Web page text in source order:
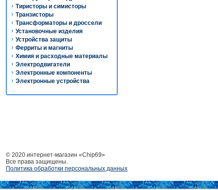
Тиристоры и симисторы
Транзисторы
Трансформаторы и дроссели
Установочные изделия
Устройства защиты
Ферриты и магниты
Химия и расходные материалы
Электродвигатели
Электронные компоненты
Электронные устройства
© 2020 интернет-магазин «Chip69»
Все права защищены.
Политика обработки персональных данных